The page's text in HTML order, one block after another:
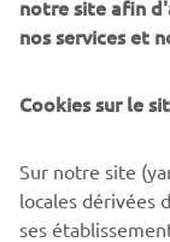
More than any
to offering every
the rugged and
YFM youth
right vehicle to
notre site afin
nos services et
Cookies sur le
Sur notre site
locales dérivées
ses